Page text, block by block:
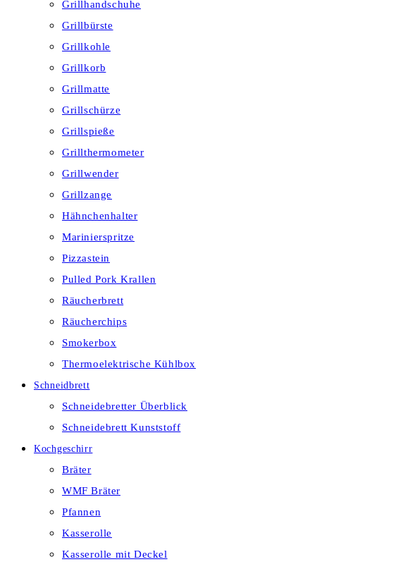
Grillhandschuhe
Grillbürste
Grillkohle
Grillkorb
Grillmatte
Grillschürze
Grillspieße
Grillthermometer
Grillwender
Grillzange
Hähnchenhalter
Marinierspritze
Pizzastein
Pulled Pork Krallen
Räucherbrett
Räucherchips
Smokerbox
Thermoelektrische Kühlbox
Schneidbrett
Schneidebretter Überblick
Schneidebrett Kunststoff
Kochgeschirr
Bräter
WMF Bräter
Pfannen
Kasserolle
Kasserolle mit Deckel